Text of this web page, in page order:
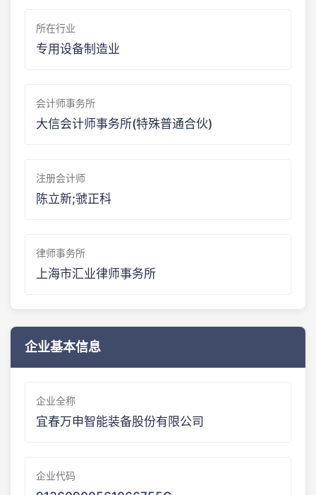
所在行业
专用设备制造业
会计师事务所
大信会计师事务所(特殊普通合伙)
注册会计师
陈立新;虢正科
律师事务所
上海市汇业律师事务所
企业基本信息
企业全称
宜春万申智能装备股份有限公司
企业代码